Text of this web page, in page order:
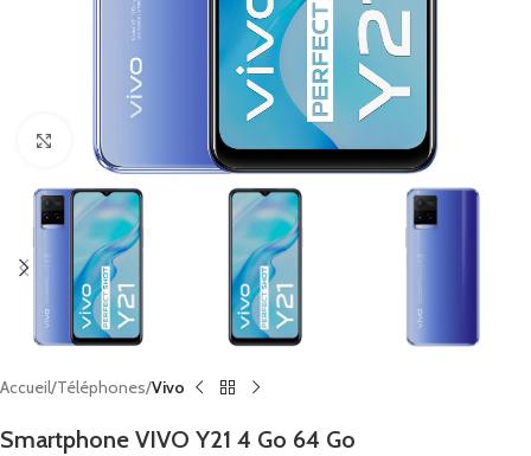
Accueil Téléphones Vivo
Smartphone VIVO Y21 4 Go 64 Go